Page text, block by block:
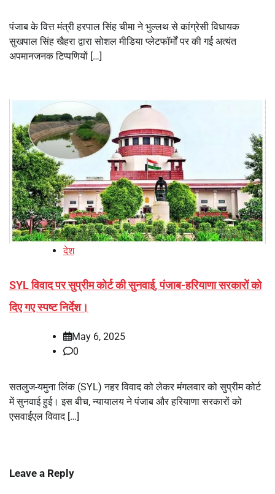
पंजाब के वित्त मंत्री हरपाल सिंह चीमा ने भुल्लथ से कांग्रेसी विधायक
सुखपाल सिंह खैहरा द्वारा सोशल मीडिया प्लेटफॉर्मों पर की गई अत्यंत
अपमानजनक टिप्पणियों […]
देश
SYL विवाद पर सुप्रीम कोर्ट की सुनवाई, पंजाब-हरियाणा सरकारों को
दिए गए स्पष्ट निर्देश।
May 6, 2025
0
सतलुज-यमुना लिंक (SYL) नहर विवाद को लेकर मंगलवार को सुप्रीम कोर्ट
में सुनवाई हुई। इस बीच, न्यायालय ने पंजाब और हरियाणा सरकारों को
एसवाईएल विवाद […]
Leave a Reply